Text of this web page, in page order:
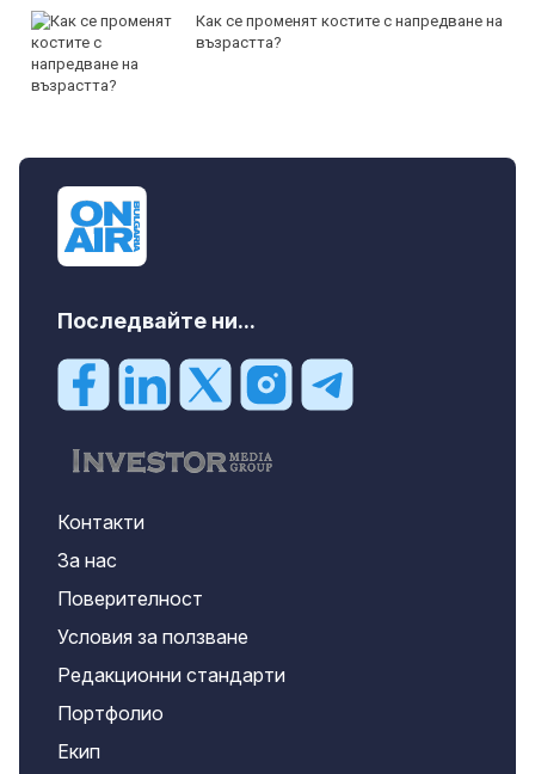
Как се променят костите с напредване на
възрастта?
Последвайте ни...
Контакти
За нас
Поверителност
Условия за ползване
Редакционни стандарти
Портфолио
Екип